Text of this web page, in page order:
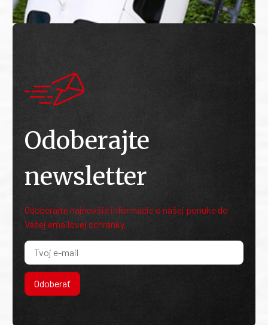
Odoberajte
newsletter
Odoberajte najnovšie informácie o našej ponuke do
Vašej emailovej schránky.
Odoberať